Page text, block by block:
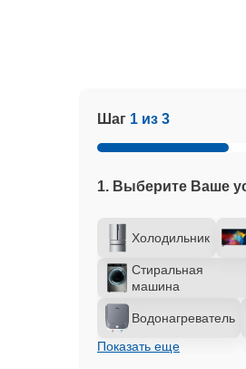
Шаг 1 из 3
1. Выберите Ваше
Холодильник
Стиральная
машина
Водонагреватель
Показать еще